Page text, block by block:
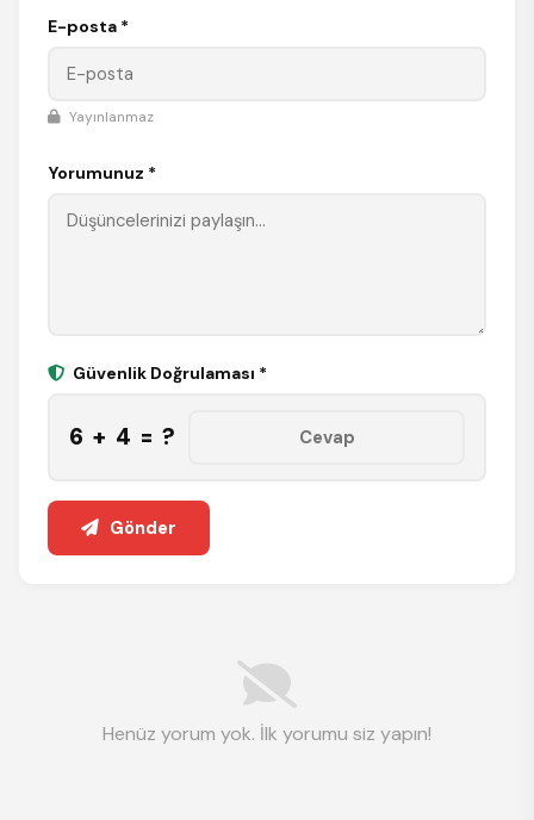
E-posta *
Yayınlanmaz
Yorumunuz *
Güvenlik Doğrulaması *
6 + 4 = ?
Gönder
Henüz yorum yok. İlk yorumu siz yapın!